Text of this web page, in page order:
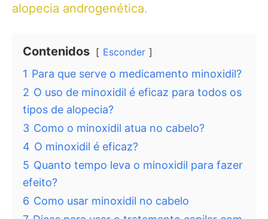
alopecia androgenética.
Contenidos Esconder
1 Para que serve o medicamento minoxidil?
2 O uso de minoxidil é eficaz para todos os
tipos de alopecia?
3 Como o minoxidil atua no cabelo?
4 O minoxidil é eficaz?
5 Quanto tempo leva o minoxidil para fazer
efeito?
6 Como usar minoxidil no cabelo